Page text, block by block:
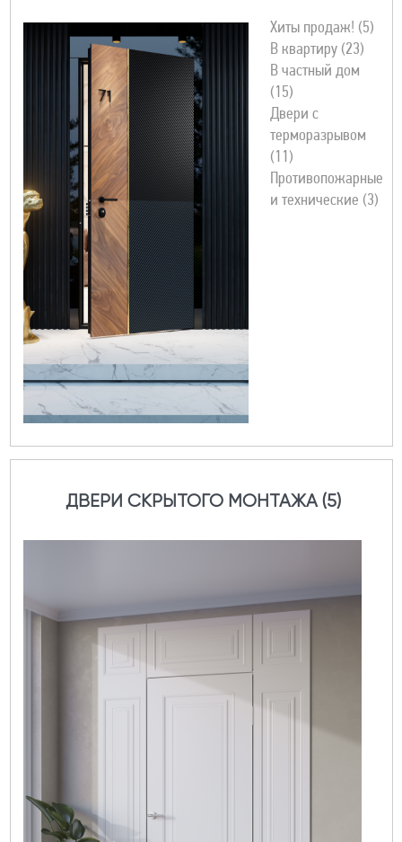
Хиты продаж! (5)
В квартиру (23)
В частный дом
(15)
Двери с
терморазрывом
(11)
Противопожарные
и технические (3)
ДВЕРИ СКРЫТОГО МОНТАЖА (5)